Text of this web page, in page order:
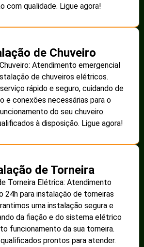
com qualidade. Ligue agora!
de Chuveiro
Atendimento emergencial
de chuveiros elétricos.
rápido e seguro, cuidando de
e conexões necessárias para o
do seu chuveiro.
à disposição. Ligue agora!
de Torneira
Torneira Elétrica: Atendimento
24h para instalação de torneiras
uma instalação segura e
da fiação e do sistema elétrico
funcionamento da sua torneira.
prontos para atender.